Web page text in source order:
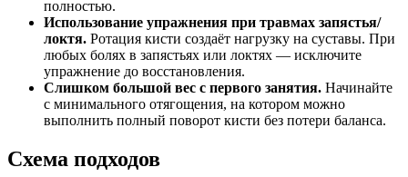
полностью.
Использование упражнения при травмах запястья/
локтя. Ротация кисти создаёт нагрузку на суставы. При
любых болях в запястьях или локтях — исключите
упражнение до восстановления.
Слишком большой вес с первого занятия. Начинайте
с минимального отягощения, на котором можно
выполнить полный поворот кисти без потери баланса.
Схема подходов